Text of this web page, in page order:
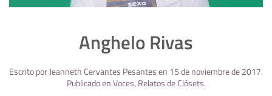
Anghelo Rivas
Escrito porJeanneth Cervantes Pesantesen 15 de noviembre de 2017.
Publicado enVoces, Relatos de Clósets.